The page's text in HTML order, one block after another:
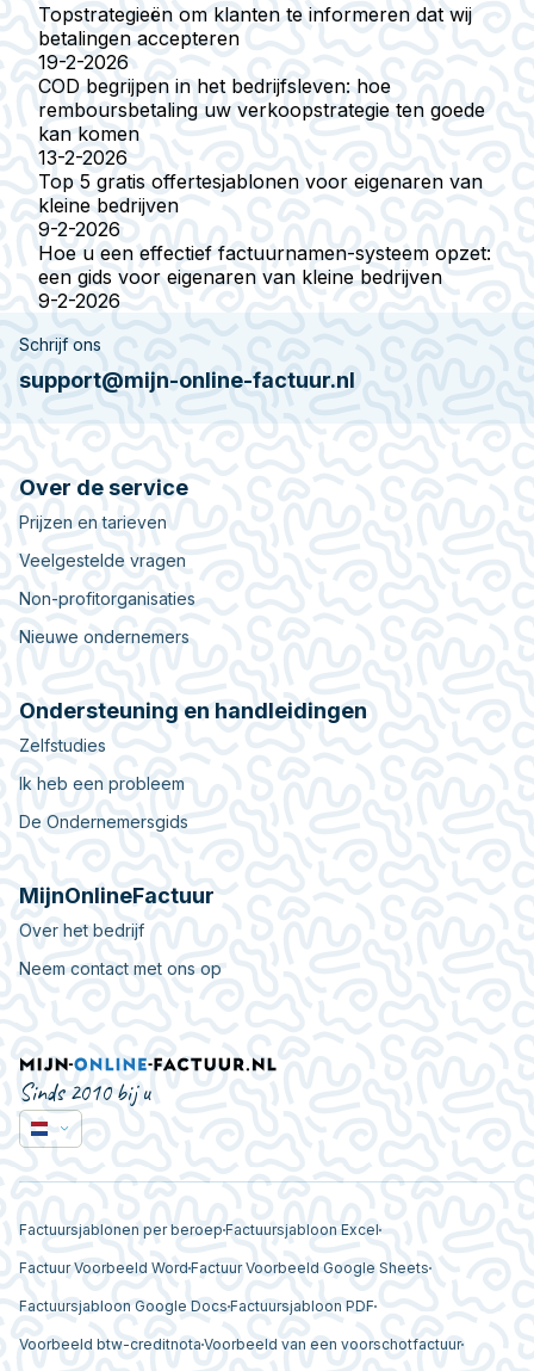
Topstrategieën om klanten te informeren dat wij
betalingen accepteren
19-2-2026
COD begrijpen in het bedrijfsleven: hoe
remboursbetaling uw verkoopstrategie ten goede
kan komen
13-2-2026
Top 5 gratis offertesjablonen voor eigenaren van
kleine bedrijven
9-2-2026
Hoe u een effectief factuurnamen-systeem opzet:
een gids voor eigenaren van kleine bedrijven
9-2-2026
Schrijf ons
support@mijn-online-factuur.nl
Over de service
Prijzen en tarieven
Veelgestelde vragen
Non-profitorganisaties
Nieuwe ondernemers
Ondersteuning en handleidingen
Zelfstudies
Ik heb een probleem
De Ondernemersgids
MijnOnlineFactuur
Over het bedrijf
Neem contact met ons op
Sinds 2010 bij u
Factuursjablonen per beroep Factuursjabloon Excel
Factuur Voorbeeld Word Factuur Voorbeeld Google Sheets
Factuursjabloon Google Docs Factuursjabloon PDF
Voorbeeld btw-creditnota Voorbeeld van een voorschotfactuur